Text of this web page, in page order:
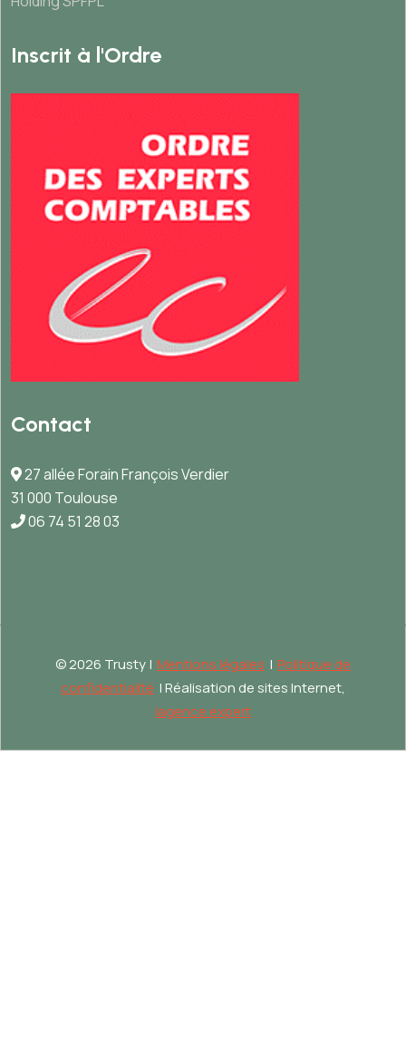
Inscrit à l'Ordre
Contact
27 allée Forain François Verdier
31 000 Toulouse
06 74 51 28 03
©2026 Trusty | Mentions légales | Politique de
confidentialité | Réalisation de sites Internet,
lagence.expert